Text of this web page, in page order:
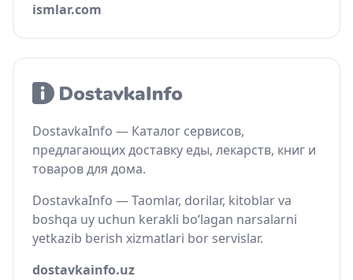
ismlar.com
DostavkaInfo — Каталог сервисов,
предлагающих доставку еды, лекарств, книг и
товаров для дома.
DostavkaInfo — Taomlar, dorilar, kitoblar va
boshqa uy uchun kerakli bo‘lagan narsalarni
yetkazib berish xizmatlari bor servislar.
dostavkainfo.uz